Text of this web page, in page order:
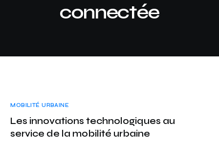
connectée
MOBILITÉ URBAINE
Les innovations technologiques au
service de la mobilité urbaine